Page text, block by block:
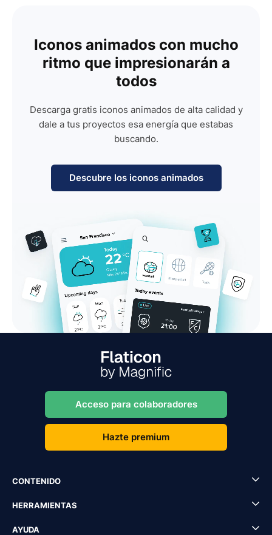
Iconos animados con mucho
ritmo que impresionarán a
todos
Descarga gratis iconos animados de alta calidad y
dale a tus proyectos esa energía que estabas
buscando.
Descubre los iconos animados
Acceso para colaboradores
Hazte premium
CONTENIDO
HERRAMIENTAS
AYUDA